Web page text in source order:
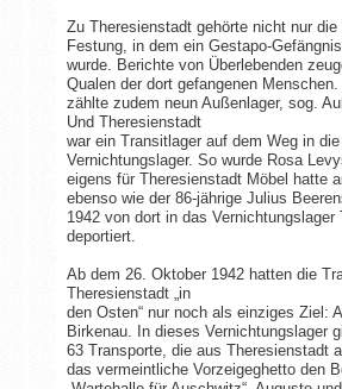
Zu Theresienstadt gehörte nicht nur
Festung, in dem ein Gestapo-
wurde. Berichte von Überlebenden
Qualen der dort gefangenen
zählte zudem neun Außenlager, sog.
Und Theresienstadt
war ein Transitlager auf dem Weg in die
Vernichtungslager. So wurde Rosa
eigens für Theresienstadt Möbel hatte
ebenso wie der 86-jährige Julius
1942 von dort in das Vernichtungslager
deportiert.
Ab dem 26. Oktober 1942 hatten die
Theresienstadt „in
den Osten“ nur noch als einziges Ziel:
Birkenau. In dieses Vernichtungslager
63 Transporte, die aus Theresienstadt
das vermeintliche Vorzeigeghetto den